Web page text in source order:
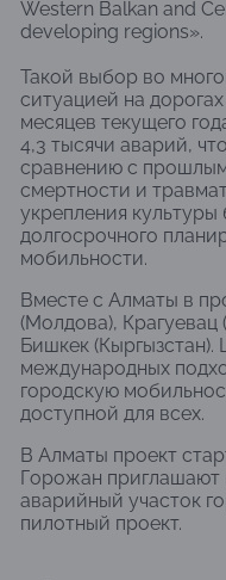
Western Balkan and
developing regions».
Такой выбор во
ситуацией на
месяцев текущего
4,3 тысячи аварий,
сравнению с
смертности и
укрепления
долгосрочного
мобильности.
Вместе с Алматы в
(Молдова),
Бишкек
международных
городскую
доступной для всех.
В Алматы проект
Горожан приглашают
аварийный участок
пилотный проект.